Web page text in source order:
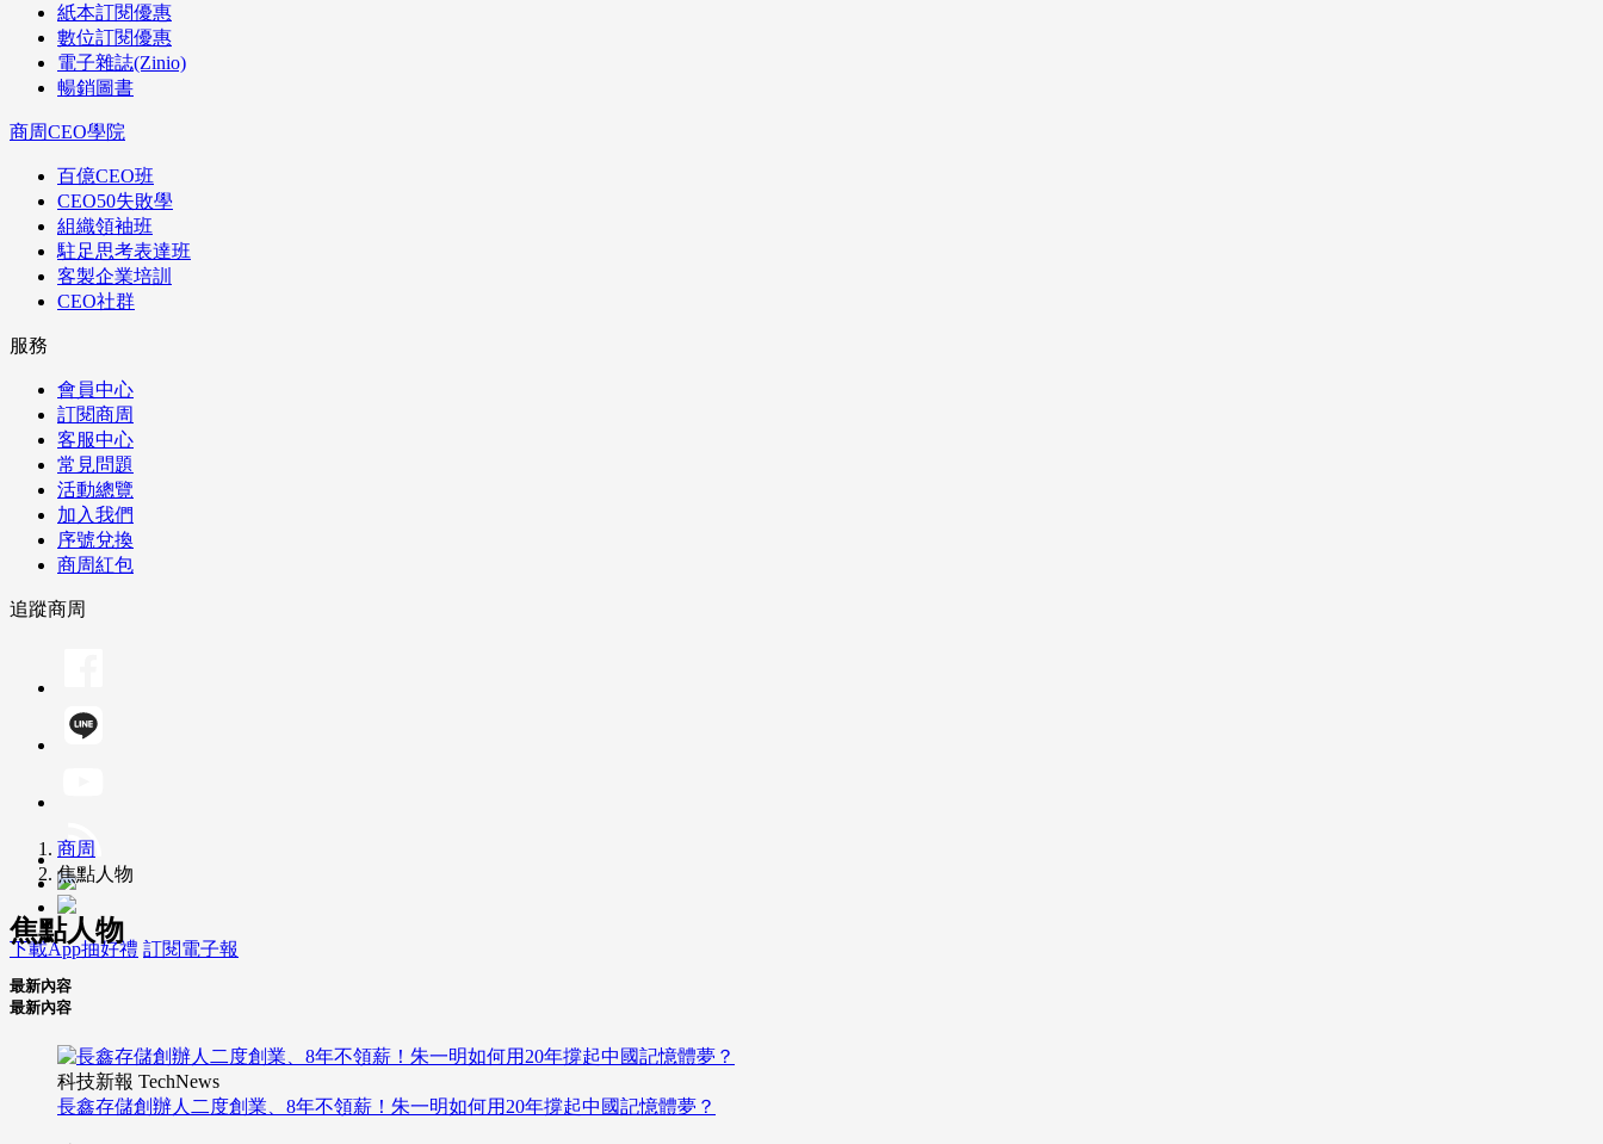
紙本訂閱優惠
數位訂閱優惠
電子雜誌(Zinio)
暢銷圖書
商周CEO學院
百億CEO班
CEO50失敗學
組織領袖班
駐足思考表達班
客製企業培訓
CEO社群
服務
會員中心
訂閱商周
客服中心
常見問題
活動總覽
加入我們
序號兌換
商周紅包
追蹤商周
下載App抽好禮 訂閱電子報
商周
焦點人物
焦點人物
最新內容
最新內容
科技新報 TechNews
長鑫存儲創辦人二度創業、8年不領薪！朱一明如何用20年撐起中國記憶體夢？